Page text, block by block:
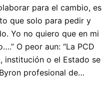
para el cambio, es
que solo para pedir y
Yo no quiero que en mi
O peor aun: “La PCD
institución o el Estado se
profesional de…